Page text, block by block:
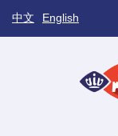
中文 English